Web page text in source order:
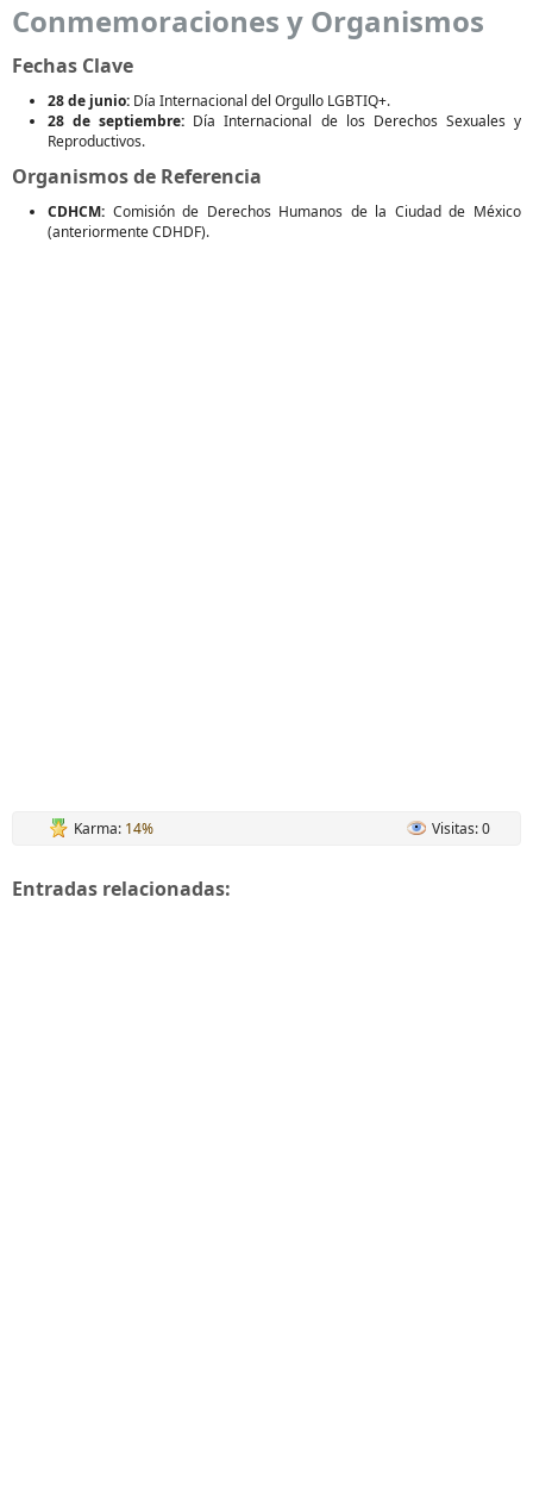
Conmemoraciones y Organismos
Fechas Clave
28 de junio: Día Internacional del Orgullo LGBTIQ+.
28 de septiembre: Día Internacional de los Derechos Sexuales y
Reproductivos.
Organismos de Referencia
CDHCM: Comisión de Derechos Humanos de la Ciudad de México
(anteriormente CDHDF).
Karma: 14% Visitas: 0
Entradas relacionadas: